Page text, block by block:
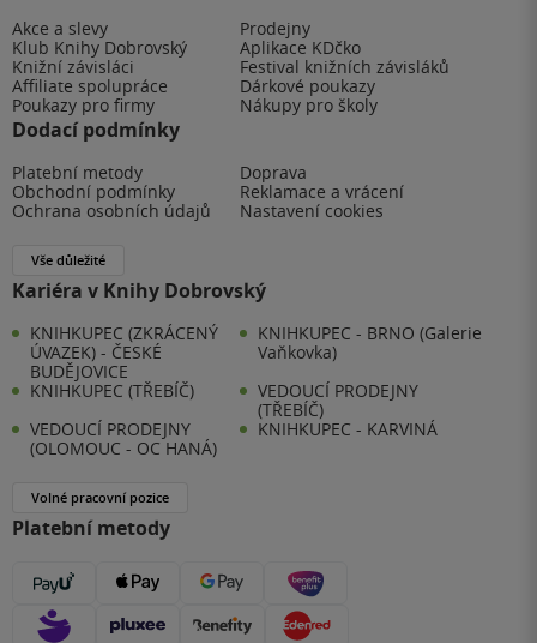
Akce a slevy
Prodejny
Klub Knihy Dobrovský
Aplikace KDčko
Knižní závisláci
Festival knižních závisláků
Affiliate spolupráce
Dárkové poukazy
Poukazy pro firmy
Nákupy pro školy
Dodací podmínky
Platební metody
Doprava
Obchodní podmínky
Reklamace a vrácení
Ochrana osobních údajů
Nastavení cookies
Vše důležité
Kariéra v Knihy Dobrovský
KNIHKUPEC (ZKRÁCENÝ
ÚVAZEK) - ČESKÉ
BUDĚJOVICE
KNIHKUPEC - BRNO (Galerie
Vaňkovka)
KNIHKUPEC (TŘEBÍČ)
VEDOUCÍ PRODEJNY
(TŘEBÍČ)
VEDOUCÍ PRODEJNY
(OLOMOUC - OC HANÁ)
KNIHKUPEC - KARVINÁ
Volné pracovní pozice
Platební metody